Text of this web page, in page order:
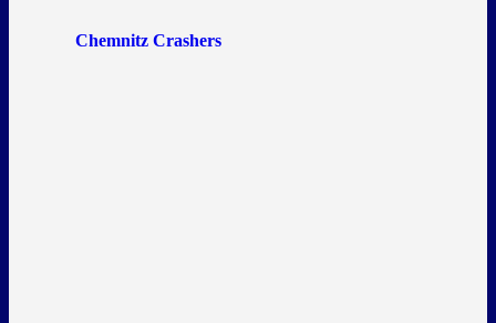
Chemnitz Crashers